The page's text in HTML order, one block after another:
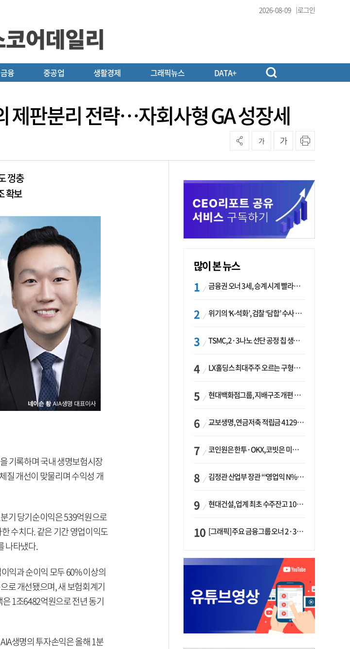
2026-08-09 로그인
금융 중공업 생활경제 그래픽뉴스 DATA+
제판분리 전략…자회사형 GA 성장세
가 가
껑충
확보
기록하며 국내 생명보험시장
질 개선이 맞물리며 수익성 개
기 당기순이익은 539억원으로
수치다. 같은 기간 영업이익도
나타냈다.
익과 순이익 모두 60% 이상의
로 개선됐으며, 새 보험회계기
1조6482억원으로 전년 동기
생명의 투자손익은 올해 1분
많이 본 뉴스
금융권 오너 3세, 승계 시계 빨라지나…한국투자 ‘속도’·미래에셋·메리츠는 ‘거리두기’
위기의 ‘K-석화’, 검찰 ‘담합’ 수사 착수…“LG·한화·롯데 등 7개 업체, 8개 제품 가격 담합”
TSMC, 2·3나노 선단 공정 칩 생산 가속화…삼성, 파운드리 확장 변수 맞나
LX홀딩스 최대주주 오르는 구형모 사장…계열사 실적 개선 ‘과제’
현대백화점그룹, 지배구조 개편 작업…지주사 행위제한 요건 해소
교보생명, 연금저축 적립금 4129억 증가 ‘1위’…KB라이프는 최대 감소율
코인원은 한투·OKX, 코빗은 미래에셋…중소 거래소 ‘금융 동맹’ 승부수
김정관 산업부 장관 “‘영업익 N% 성과급’ 지급 반대…주주·투자자 이익 반해”
현대건설, 업계 최초 수주잔고 100조 돌파…하반기 ‘원전’ 수주 드라이브
[그래픽] 주요 금융그룹 오너 2·3세 현황